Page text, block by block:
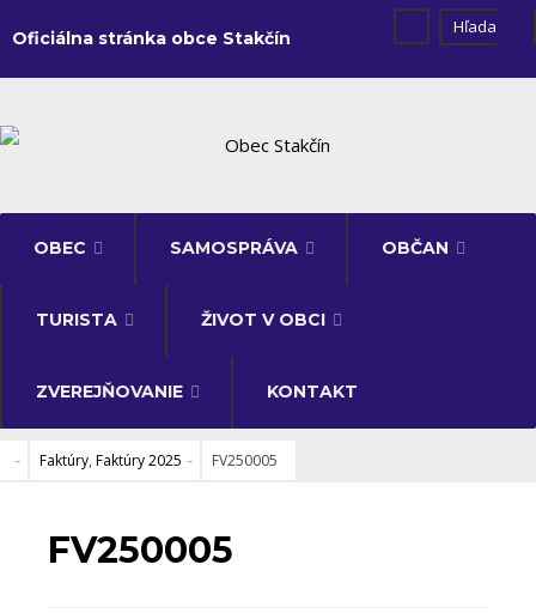
Oficiálna stránka obce Stakčín
OBEC SAMOSPRÁVA OBČAN
TURISTA ŽIVOT V OBCI
ZVEREJŇOVANIE KONTAKT
Faktúry, Faktúry 2025 FV250005
FV250005